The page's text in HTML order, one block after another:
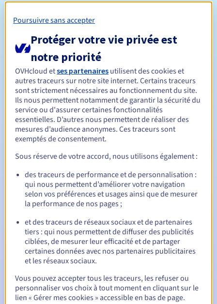
l'objet d'une vérification par le registre quant à l'éligibilité
du registrant dans les 2 jours ouvrés qui suivent
Tout défaut dans ce processus de vérification pourra faire
l'objet d'une suppression du domaine par le registre.
Règles de gestion et notifications
Durée de réservation Entre 1 et 10 ans
Durée de renouvellement Entre 1 et 10 ans
Notifications automatiques :
E-mails d'avertissement :60, 30, 15, 7 et 3 jours avant la
date d'échéance
E-mail le jour de l'expirationpour notification de la
suspension du nom de domaine
E-mail après la période de grâce de rédemptionpour
notification de la suppression du nom de domaine
Poursuivre sans accepter
Protéger votre vie privée est
notre priorité
OVHcloud etses partenaires utilisent des cookies et
autres traceurs sur notre site internet. Certains traceurs
sont strictement nécessaires au fonctionnement du site.
Ils nous permettent notamment de garantir la sécurité du
service ou d'assurer certaines fonctionnalités
essentielles. D’autres nous permettent de réaliser des
mesures d’audience anonymes. Ces traceurs sont
exemptés de consentement.
Sous réserve de votre accord, nous utilisons également :
des traceurs de performance et de personnalisation :
qui nous permettent d’améliorer votre navigation
selon vos préférences et usages ainsi que de mesurer
la performance de nos pages ;
et des traceurs de réseaux sociaux et de partenaires
tiers : qui nous permettent de diffuser des publicités
ciblées, de mesurer leur efficacité et de partager
certaines données avec nos partenaires publicitaires
et les réseaux sociaux.
Vous pouvez accepter tous les traceurs, les refuser ou
personnaliser vos choix à tout moment en cliquant sur le
lien « Gérer mes cookies » accessible en bas de page.